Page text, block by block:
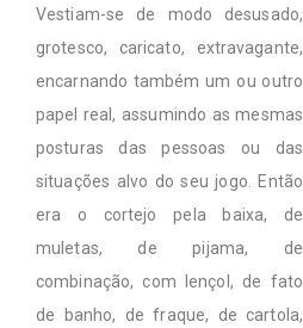
Vestiam-se de modo desusado,
grotesco, caricato, extravagante,
encarnando também um ou outro
papel real, assumindo as mesmas
posturas das pessoas ou das
situações alvo do seu jogo. Então
era o cortejo pela baixa, de
muletas, de pijama, de
combinação, com lençol, de fato
de banho, de fraque, de cartola,